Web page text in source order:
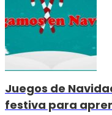
Juegos de
festiva para